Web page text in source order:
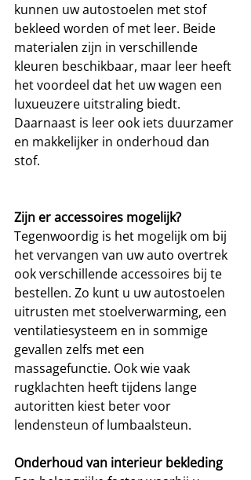
kunnen uw autostoelen met stof
bekleed worden of met leer. Beide
materialen zijn in verschillende
kleuren beschikbaar, maar leer heeft
het voordeel dat het uw wagen een
luxueuzere uitstraling biedt.
Daarnaast is leer ook iets duurzamer
en makkelijker in onderhoud dan
stof.
Zijn er accessoires mogelijk?
Tegenwoordig is het mogelijk om bij
het vervangen van uw auto overtrek
ook verschillende accessoires bij te
bestellen. Zo kunt u uw autostoelen
uitrusten met stoelverwarming, een
ventilatiesysteem en in sommige
gevallen zelfs met een
massagefunctie. Ook wie vaak
rugklachten heeft tijdens lange
autoritten kiest beter voor
lendensteun of lumbaalsteun.
Onderhoud van interieur bekleding